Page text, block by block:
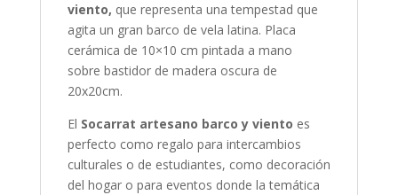
viento, que representa una tempestad que
agita un gran barco de vela latina. Placa
cerámica de 10×10 cm pintada a mano
sobre bastidor de madera oscura de
20x20cm.
El Socarrat artesano barco y viento es
perfecto como regalo para intercambios
culturales o de estudiantes, como decoración
del hogar o para eventos donde la temática